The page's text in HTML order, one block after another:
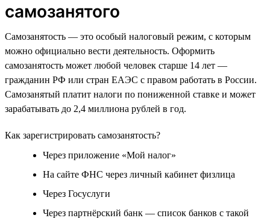
самозанятого
Самозанятость — это особый налоговый режим, с которым
можно официально вести деятельность. Оформить
самозанятость может любой человек старше 14 лет —
гражданин РФ или стран ЕАЭС с правом работать в России.
Самозанятый платит налоги по пониженной ставке и может
зарабатывать до 2,4 миллиона рублей в год.
Как зарегистрировать самозанятость?
Через приложение «Мой налог»
На сайте ФНС через личный кабинет физлица
Через Госуслуги
Через партнёрский банк — список банков с такой